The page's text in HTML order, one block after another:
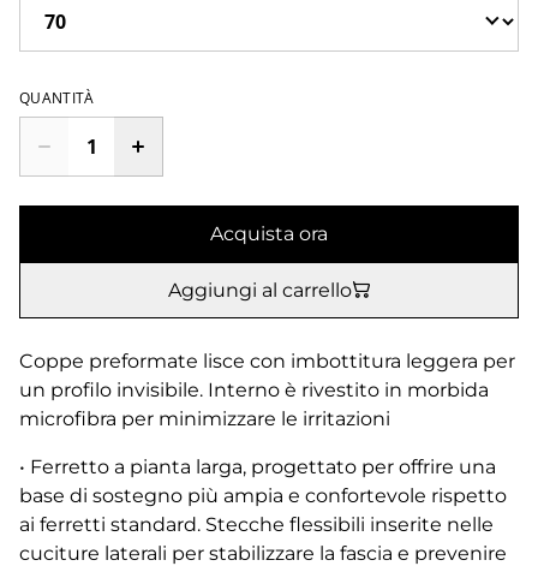
QUANTITÀ
Acquista ora
Aggiungi al carrello
Coppe preformate lisce con imbottitura leggera per
un profilo invisibile. Interno è rivestito in morbida
microfibra per minimizzare le irritazioni
• Ferretto a pianta larga, progettato per offrire una
base di sostegno più ampia e confortevole rispetto
ai ferretti standard. Stecche flessibili inserite nelle
cuciture laterali per stabilizzare la fascia e prevenire